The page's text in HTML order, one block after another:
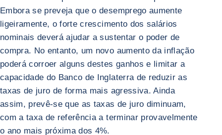
Embora se preveja que o desemprego aumente
ligeiramente, o forte crescimento dos salários
nominais deverá ajudar a sustentar o poder de
compra. No entanto, um novo aumento da inflação
poderá corroer alguns destes ganhos e limitar a
capacidade do Banco de Inglaterra de reduzir as
taxas de juro de forma mais agressiva. Ainda
assim, prevê-se que as taxas de juro diminuam,
com a taxa de referência a terminar provavelmente
o ano mais próxima dos 4%.